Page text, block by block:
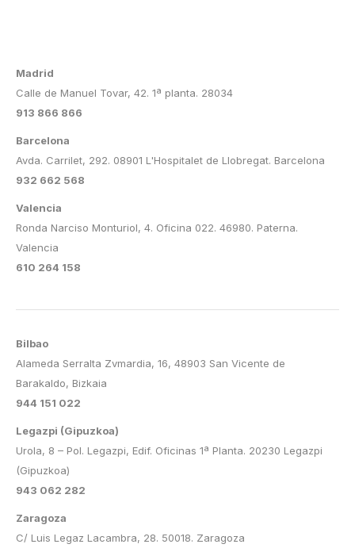
Madrid
Calle de Manuel Tovar, 42. 1ª planta. 28034
913 866 866
Barcelona
Avda. Carrilet, 292. 08901 L'Hospitalet de Llobregat. Barcelona
932 662 568
Valencia
Ronda Narciso Monturiol, 4. Oficina 022. 46980. Paterna.
Valencia
610 264 158
Bilbao
Alameda Serralta Zvmardia, 16, 48903 San Vicente de
Barakaldo, Bizkaia
944 151 022
Legazpi (Gipuzkoa)
Urola, 8 – Pol. Legazpi, Edif. Oficinas 1ª Planta. 20230 Legazpi
(Gipuzkoa)
943 062 282
Zaragoza
C/ Luis Legaz Lacambra, 28. 50018. Zaragoza